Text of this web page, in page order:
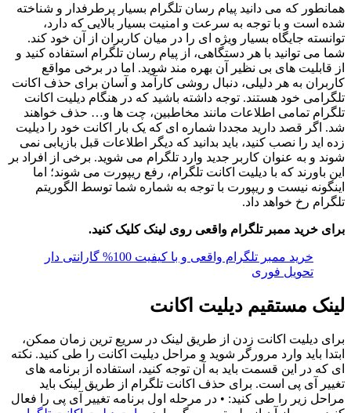
همانطور که می دانید پیام رسان تلگرام بسیار پرطرفدار و شناخته
شده است و با توجه به سرعت و امنیت بسیار بالایی که دارد،
توانسته جایگاه بسیار ویژه ای را در میان کاربران از آن خود کند.
شما می توانید با هر دستگاهی، از پیام رسان تلگرام استفاده کنید و
از قابلیت های بی نظیر آن بهره مند شوید. اما در برخی مواقع
کاربران به هر دلیلی، دنبال روشی کارآمد و آسان برای حذف اکانت
تلگرامی خود هستند. توجه داشته باشید که در هنگام دیلیت اکانت
تلگرام تمامی اطلاعات مانند مخاطبین، چت ها و… حذف خواهند
شد. اگر قصد دارید مجددا شماره ای که یک بار اکانت خود را دیلیت
زده اید را نصب کنید، باید بدانید که دیگر اطلاعات قبل بازیابی نمی
شوند و به عنوان کاربر جدید وارد تلگرام می شوید. برخی از افراد بر
این باورند که با دیلیت اکانت تلگرام، رفع ریپورت می شوند؛ اما
اینگونه نیست و ریپورت با توجه به شماره شما توسط الگوریتم
تلگرام رخ خواهد داد.
برای خرید ممبر تلگرام واقعی روی لینک کلیک کنید.
خرید ممبر تلگرام واقعی و با کیفیت 100% گارانتی دار
تحویل فوری
لینک مستقیم دیلیت اکانت
برای دیلیت اکانت زدن از طریق لینک در سریع ترین زمان ممکن،
ابتدا باید وارد مرورگر شوید و مراحل دیلیت اکانت را طی کنید. نکته
ای که در این قسمت باید به آن توجه کنید، استفاده از برنامه های
تغییر آی پی است. برای حذف اکانت تلگرام از طریق لینک باید
مراحل زیر را طی کنید: • در مرحله اول برنامه تغییر آی پی را فعال